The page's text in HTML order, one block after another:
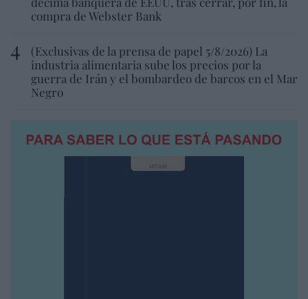
compra de Webster Bank
(Exclusivas de la prensa de papel 5/8/2026) La
industria alimentaria sube los precios por la
guerra de Irán y el bombardeo de barcos en el Mar
Negro